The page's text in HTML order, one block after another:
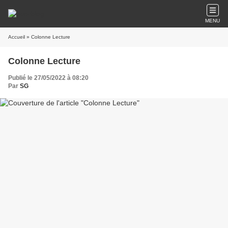
MENU
Accueil » Colonne Lecture
Colonne Lecture
Publié le 27/05/2022 à 08:20
Par SG